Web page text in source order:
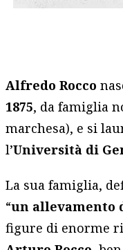
Alfredo Rocco
1875, da famiglia
marchesa), e si
l’Università di
La sua famiglia,
“un allevamento
figure di enorme